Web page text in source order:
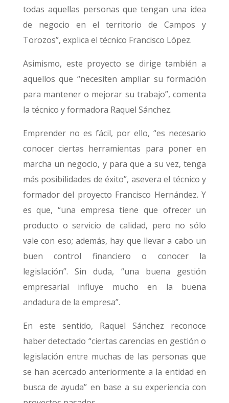
todas aquellas personas que tengan una idea
de negocio en el territorio de Campos y
Torozos”, explica el técnico Francisco López.
Asimismo, este proyecto se dirige también a
aquellos que “necesiten ampliar su formación
para mantener o mejorar su trabajo”, comenta
la técnico y formadora Raquel Sánchez.
Emprender no es fácil, por ello, “es necesario
conocer ciertas herramientas para poner en
marcha un negocio, y para que a su vez, tenga
más posibilidades de éxito”, asevera el técnico y
formador del proyecto Francisco Hernández. Y
es que, “una empresa tiene que ofrecer un
producto o servicio de calidad, pero no sólo
vale con eso; además, hay que llevar a cabo un
buen control financiero o conocer la
legislación”. Sin duda, “una buena gestión
empresarial influye mucho en la buena
andadura de la empresa”.
En este sentido, Raquel Sánchez reconoce
haber detectado “ciertas carencias en gestión o
legislación entre muchas de las personas que
se han acercado anteriormente a la entidad en
busca de ayuda” en base a su experiencia con